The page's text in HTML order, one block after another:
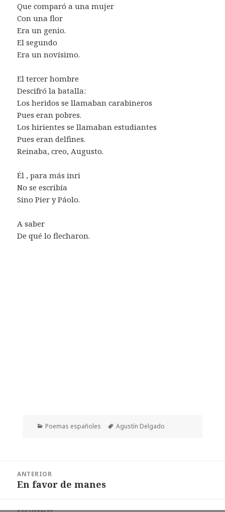
Que comparó a una mujer
Con una flor
Era un genio.
El segundo
Era un novísimo.
El tercer hombre
Descifró la batalla:
Los heridos se llamaban carabineros
Pues eran pobres.
Los hirientes se llamaban estudiantes
Pues eran delfines.
Reinaba, creo, Augusto.
Él , para más inri
No se escribía
Sino Pier y Páolo.
A saber
De qué lo flecharon.
Categorías
Poemas españoles Etiquetas
Agustín Delgado
entradas
ANTERIOR
Entrada
En favor de manes